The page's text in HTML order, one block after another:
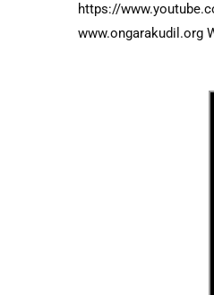
https://
www.ongarakudil.org